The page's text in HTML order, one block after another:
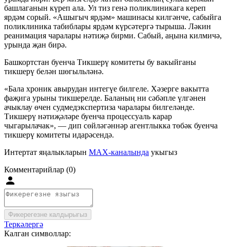
башлаганын күреп ала. Ул тиз генә поликлиникага кереп
ярдәм сорый. «Ашыгыч ярдәм» машинасы килгәнче, сабыйга
поликлиника табиблары ярдәм күрсәтергә тырыша. Ләкин
реанимация чаралары нәтиҗә бирми. Сабый, аңына килмичә,
урында җан бирә.
Башкортстан буенча Тикшерү комитеты бу вакыйганы
тикшерү белән шөгыльләнә.
«Бала хроник авырудан интегүе билгеле. Хәзерге вакытта
фаҗига урыны тикшерелде. Баланың ни сәбәпле үлгәнен
ачыклау өчен судмедэкспертиза чаралары билгеләнде.
Тикшерү нәтиҗәләре буенча процессуаль карар
чыгарылачак», — дип сөйләгәннәр агентлыкка төбәк буенча
тикшерү комитеты идарәсендә.
Интертат яңалыкларын MAX-каналында укыгыз
Комментарийлар (0)
Фикерегезне калдырыгыз
Теркәлергә
Калган символлар: